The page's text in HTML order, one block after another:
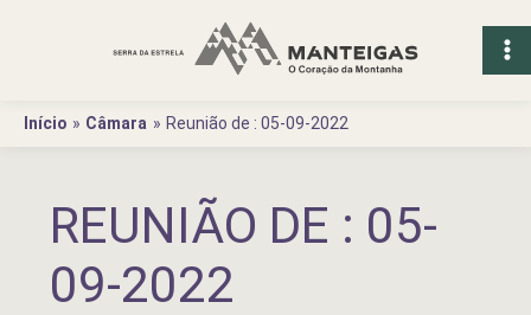
Início
Câmara Reunião de : 05-09-2022
REUNIÃO DE : 05-
09-2022